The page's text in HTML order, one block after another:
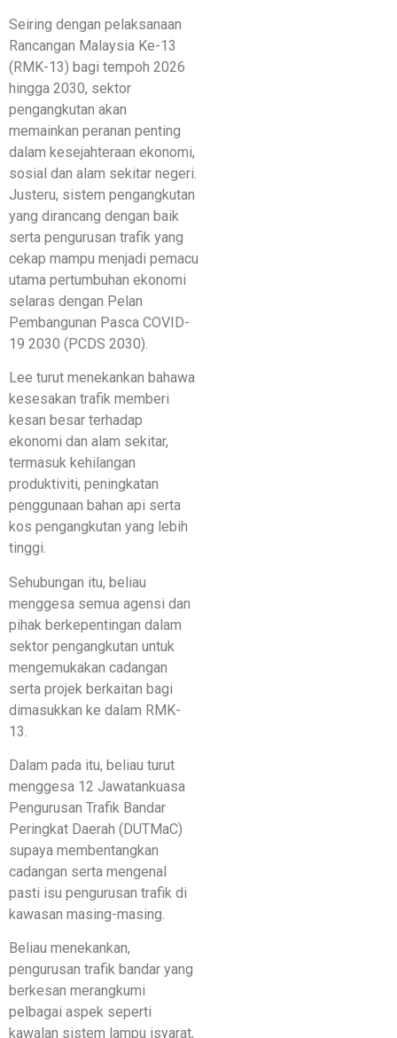
Seiring dengan pelaksanaan
Rancangan Malaysia Ke-13
(RMK-13) bagi tempoh 2026
hingga 2030, sektor
pengangkutan akan
memainkan peranan penting
dalam kesejahteraan ekonomi,
sosial dan alam sekitar negeri.
Justeru, sistem pengangkutan
yang dirancang dengan baik
serta pengurusan trafik yang
cekap mampu menjadi pemacu
utama pertumbuhan ekonomi
selaras dengan Pelan
Pembangunan Pasca COVID-
19 2030 (PCDS 2030).
Lee turut menekankan bahawa
kesesakan trafik memberi
kesan besar terhadap
ekonomi dan alam sekitar,
termasuk kehilangan
produktiviti, peningkatan
penggunaan bahan api serta
kos pengangkutan yang lebih
tinggi.
Sehubungan itu, beliau
menggesa semua agensi dan
pihak berkepentingan dalam
sektor pengangkutan untuk
mengemukakan cadangan
serta projek berkaitan bagi
dimasukkan ke dalam RMK-
13.
Dalam pada itu, beliau turut
menggesa 12 Jawatankuasa
Pengurusan Trafik Bandar
Peringkat Daerah (DUTMaC)
supaya membentangkan
cadangan serta mengenal
pasti isu pengurusan trafik di
kawasan masing-masing.
Beliau menekankan,
pengurusan trafik bandar yang
berkesan merangkumi
pelbagai aspek seperti
kawalan sistem lampu isyarat,